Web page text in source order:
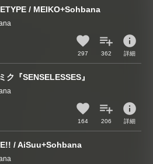
/ MEIKO+Sohbana
297 362
info
詳細
ク『SENSELESSES』
164 206
info
詳細
/ AiSuu+Sohbana